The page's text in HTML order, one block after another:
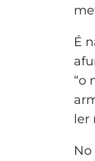
É
“o
ler